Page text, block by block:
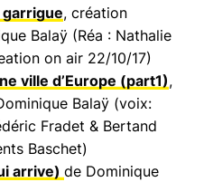
garrigue, création
Balaÿ (Réa : Nathalie
on air 22/10/17)
ville d’Europe (part1),
Balaÿ (voix:
Fradet & Bertand
Baschet)
arrive) de Dominique